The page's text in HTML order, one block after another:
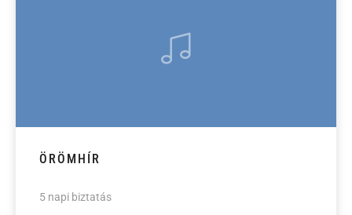
ÖRÖMHÍR
5 napi biztatás